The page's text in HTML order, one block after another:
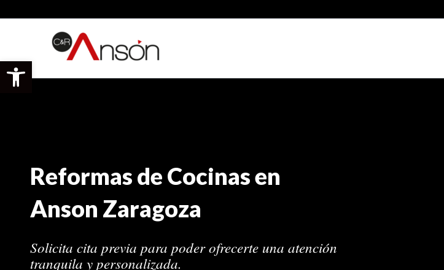
Abrir barra de herramientas
Reformas de Cocinas en
Anson Zaragoza
Solicita cita previa para poder ofrecerte una atención
tranquila y personalizada.